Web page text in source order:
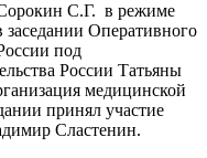
С.Г. в режиме
Оперативного
под
России Татьяны
медицинской
принял участие
Сластенин.